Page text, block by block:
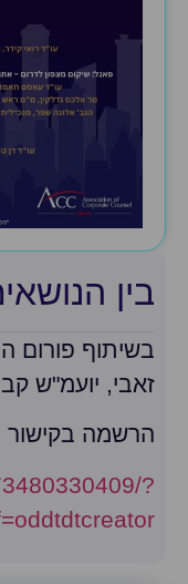
פורום
יועמ"ש קבוצת
בקישור